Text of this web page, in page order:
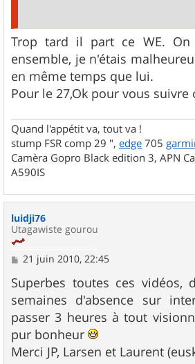
Trop tard il part ce WE.
ensemble, je n'étais
en même temps que lui.
Pour le 27,Ok pour vous suivre
Quand l'appétit va, tout va !
stump FSR comp 29 ", edge 705
Camèra Gopro Black edition 3, APN
A590IS
luidji76
Utagawiste gourou
M
s
s
a
g
e
21 juin 2010, 22:45
Superbes toutes ces vidéos,
semaines d'absence sur
passer 3 heures à tout
pur bonheur
Merci JP, Larsen et Laurent